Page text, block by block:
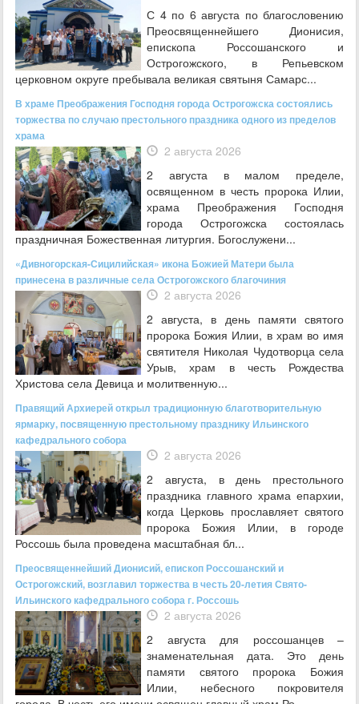
С 4 по 6 августа по благословению
Преосвященнейшего Дионисия,
епископа Россошанского и
Острогожского, в Репьевском
церковном округе пребывала великая святыня Самарс...
В храме Преображения Господня города Острогожска состоялись
торжества по случаю престольного праздника одного из пределов
храма
2 августа 2026
2 августа в малом пределе,
освященном в честь пророка Илии,
храма Преображения Господня
города Острогожска состоялась
праздничная Божественная литургия. Богослужени...
«Дивногорская-Сицилийская» икона Божией Матери была
принесена в различные села Острогожского благочиния
2 августа 2026
2 августа, в день памяти святого
пророка Божия Илии, в храм во имя
святителя Николая Чудотворца села
Урыв, храм в честь Рождества
Христова села Девица и молитвенную...
Правящий Архиерей открыл традиционную благотворительную
ярмарку, посвященную престольному празднику Ильинского
кафедрального собора
2 августа 2026
2 августа, в день престольного
праздника главного храма епархии,
когда Церковь прославляет святого
пророка Божия Илии, в городе
Россошь была проведена масштабная бл...
Преосвященнейший Дионисий, епископ Россошанский и
Острогожский, возглавил торжества в честь 20-летия Свято-
Ильинского кафедрального собора г. Россошь
2 августа 2026
2 августа для россошанцев –
знаменательная дата. Это день
памяти святого пророка Божия
Илии, небесного покровителя